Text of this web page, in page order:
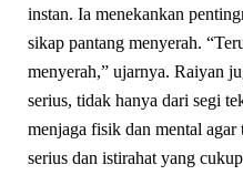
instan. Ia menekankan
sikap pantang menyerah.
menyerah,” ujarnya. Raiyan
serius, tidak hanya dari segi
menjaga fisik dan mental
serius dan istirahat yang